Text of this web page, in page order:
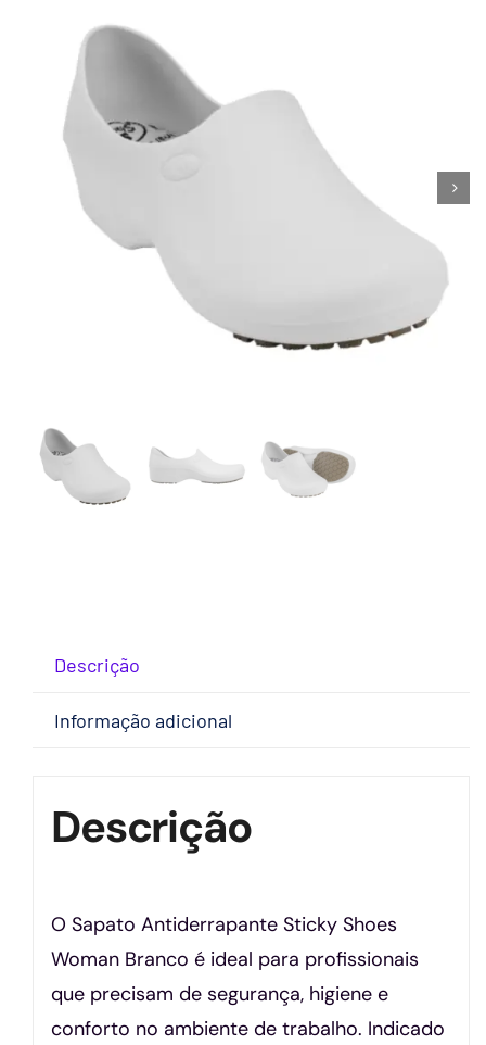
Descrição
Informação adicional
Descrição
O Sapato Antiderrapante Sticky Shoes
Woman Branco é ideal para profissionais
que precisam de segurança, higiene e
conforto no ambiente de trabalho. Indicado